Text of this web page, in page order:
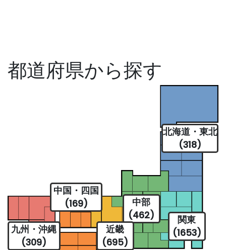
都道府県から探す
北海道・東北
(318)
関東
(1653)
中部
(462)
近畿
(695)
中国・四国
(169)
九州・沖縄
(309)